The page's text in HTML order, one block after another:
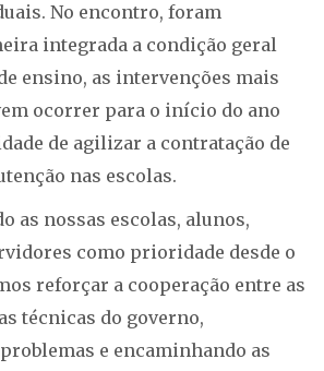
No encontro, foram
integrada a condição geral
ensino, as intervenções mais
ocorrer para o início do ano
de agilizar a contratação de
nas escolas.
as nossas escolas, alunos,
como prioridade desde o
reforçar a cooperação entre as
técnicas do governo,
e encaminhando as